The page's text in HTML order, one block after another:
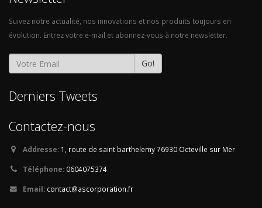
Suivez notre actualité, nos innovations et nos produits toujours en
évolution. Entrez votre e-mail et abonnez-vous à notre newsletter.
Go!
Derniers Tweets
Contactez-nous
Addresse: 1, route de saint barthelemy76930 Octeville sur Mer
Téléphone: 0604075374
Email: contact@ascorporation.fr